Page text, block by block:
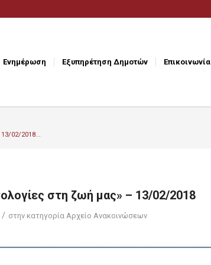
Ενημέρωση Εξυπηρέτηση Δημοτών Επικοινωνία
02/2018...
στη ζωή μας» – 13/02/2018
/ στην κατηγορία Αρχείο Ανακοινώσεων